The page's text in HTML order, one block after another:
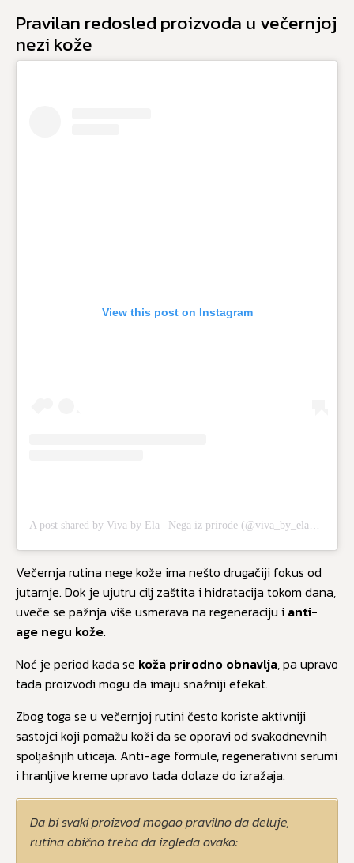
Pravilan redosled proizvoda u večernjoj
nezi kože
View this post on Instagram
Večernja rutina nege kože ima nešto drugačiji fokus od
jutarnje. Dok je ujutru cilj zaštita i hidratacija tokom dana,
uveče se pažnja više usmerava na regeneraciju i anti-
age negu kože.
Noć je period kada se koža prirodno obnavlja, pa upravo
tada proizvodi mogu da imaju snažniji efekat.
Zbog toga se u večernjoj rutini često koriste aktivniji
sastojci koji pomažu koži da se oporavi od svakodnevnih
spoljašnjih uticaja. Anti-age formule, regenerativni serumi
i hranljive kreme upravo tada dolaze do izražaja.
Da bi svaki proizvod mogao pravilno da deluje,
rutina obično treba da izgleda ovako: